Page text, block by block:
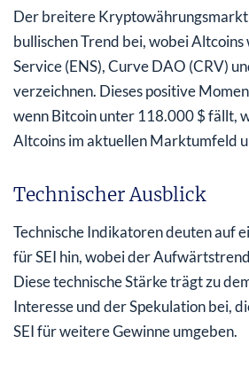
Der breitere
bullischen Trend bei, wobei
Service (ENS), Curve DAO (CRV)
verzeichnen. Dieses positive
wenn Bitcoin unter 118.000 $ fällt,
Altcoins im aktuellen Marktumfeld
Technischer Ausblick
Technische Indikatoren deuten auf
für SEI hin, wobei der
Diese technische Stärke trägt zu
Interesse und der Spekulation bei,
SEI für weitere Gewinne umgeben.